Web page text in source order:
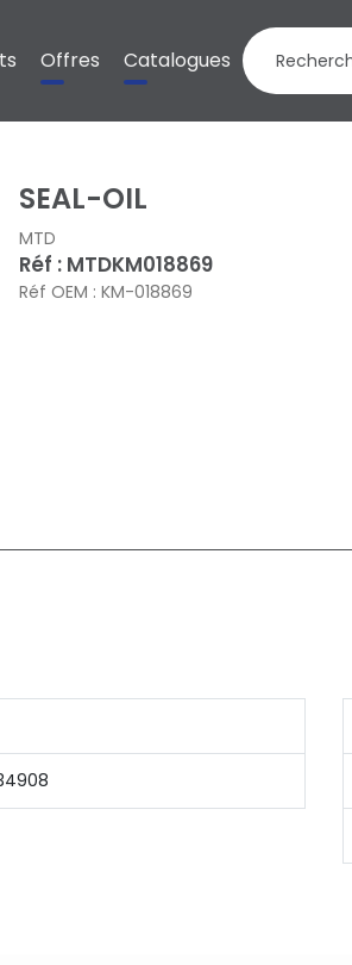
Offres Catalogues
SEAL-OIL
MTD
Réf : MTDKM018869
Réf OEM : KM-018869